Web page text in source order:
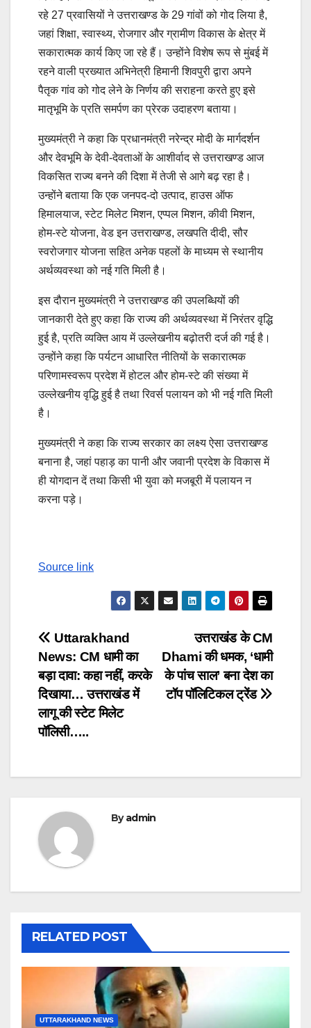
रहे 27 प्रवासियों ने उत्तराखण्ड के 29 गांवों को गोद लिया है,
जहां शिक्षा, स्वास्थ्य, रोजगार और ग्रामीण विकास के क्षेत्र में
सकारात्मक कार्य किए जा रहे हैं। उन्होंने विशेष रूप से मुंबई में
रहने वाली प्रख्यात अभिनेत्री हिमानी शिवपुरी द्वारा अपने
पैतृक गांव को गोद लेने के निर्णय की सराहना करते हुए इसे
मातृभूमि के प्रति समर्पण का प्रेरक उदाहरण बताया।
मुख्यमंत्री ने कहा कि प्रधानमंत्री नरेन्द्र मोदी के मार्गदर्शन
और देवभूमि के देवी-देवताओं के आशीर्वाद से उत्तराखण्ड आज
विकसित राज्य बनने की दिशा में तेजी से आगे बढ़ रहा है।
उन्होंने बताया कि एक जनपद-दो उत्पाद, हाउस ऑफ
हिमालयाज, स्टेट मिलेट मिशन, एप्पल मिशन, कीवी मिशन,
होम-स्टे योजना, वेड इन उत्तराखण्ड, लखपति दीदी, सौर
स्वरोजगार योजना सहित अनेक पहलों के माध्यम से स्थानीय
अर्थव्यवस्था को नई गति मिली है।
इस दौरान मुख्यमंत्री ने उत्तराखण्ड की उपलब्धियों की
जानकारी देते हुए कहा कि राज्य की अर्थव्यवस्था में निरंतर वृद्धि
हुई है, प्रति व्यक्ति आय में उल्लेखनीय बढ़ोतरी दर्ज की गई है।
उन्होंने कहा कि पर्यटन आधारित नीतियों के सकारात्मक
परिणामस्वरूप प्रदेश में होटल और होम-स्टे की संख्या में
उल्लेखनीय वृद्धि हुई है तथा रिवर्स पलायन को भी नई गति मिली
है।
मुख्यमंत्री ने कहा कि राज्य सरकार का लक्ष्य ऐसा उत्तराखण्ड
बनाना है, जहां पहाड़ का पानी और जवानी प्रदेश के विकास में
ही योगदान दें तथा किसी भी युवा को मजबूरी में पलायन न
करना पड़े।
Source link
Post
navigation
उत्तराखंड के CM
Dhami की धमक, ‘धामी
के पांच साल’ बना देश का
टॉप पॉलिटिकल ट्रेंड
Uttarakhand
News: CM धामी का
बड़ा दावा: कहा नहीं, करके
दिखाया… उत्तराखंड में
लागू की स्टेट मिलेट
पॉलिसी…..
Byadmin
RELATED POST
UTTARAKHAND NEWS